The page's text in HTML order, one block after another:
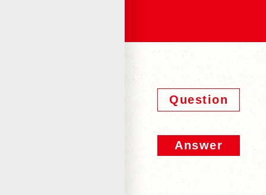
Question
Answer